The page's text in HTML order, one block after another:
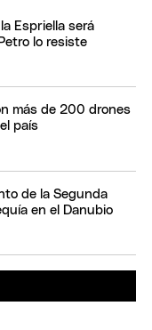
Espriella será
lo resiste
más de 200 drones
país
de la Segunda
en el Danubio